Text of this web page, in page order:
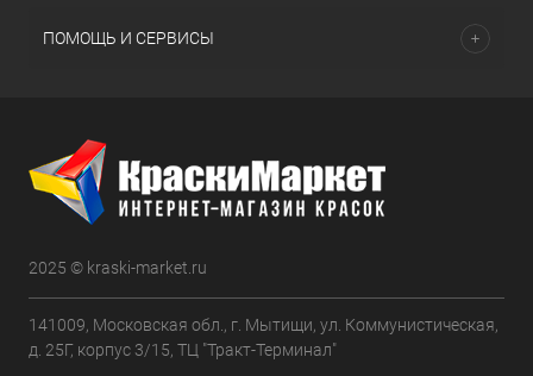
ПОМОЩЬ И СЕРВИСЫ
2025 © kraski-market.ru
141009, Московская обл., г. Мытищи, ул. Коммунистическая,
д. 25Г, корпус 3/15, ТЦ "Тракт-Терминал"